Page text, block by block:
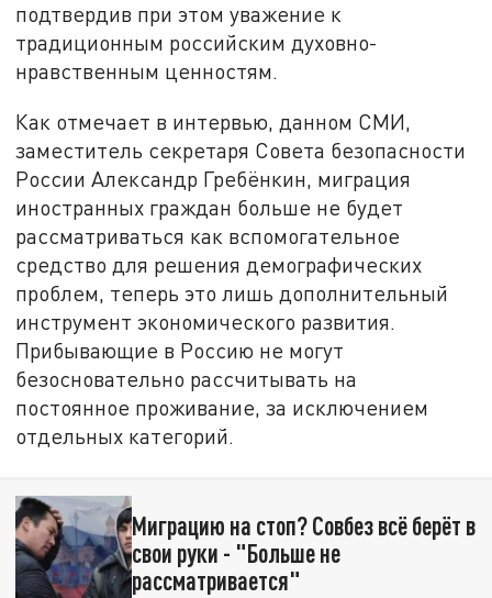
подтвердив при этом уважение к
традиционным российским духовно-
нравственным ценностям.
Как отмечает в интервью, данном СМИ,
заместитель секретаря Совета безопасности
России Александр Гребёнкин, миграция
иностранных граждан больше не будет
рассматриваться как вспомогательное
средство для решения демографических
проблем, теперь это лишь дополнительный
инструмент экономического развития.
Прибывающие в Россию не могут
безосновательно рассчитывать на
постоянное проживание, за исключением
отдельных категорий.
Миграцию на стоп? Совбез всё берёт в
свои руки - "Больше не
рассматривается"